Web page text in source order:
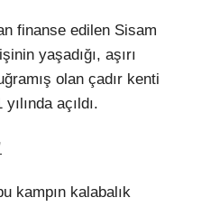
finanse edilen Sisam
yaşadığı, aşırı
olan çadır kenti
açıldı.
kampın kalabalık